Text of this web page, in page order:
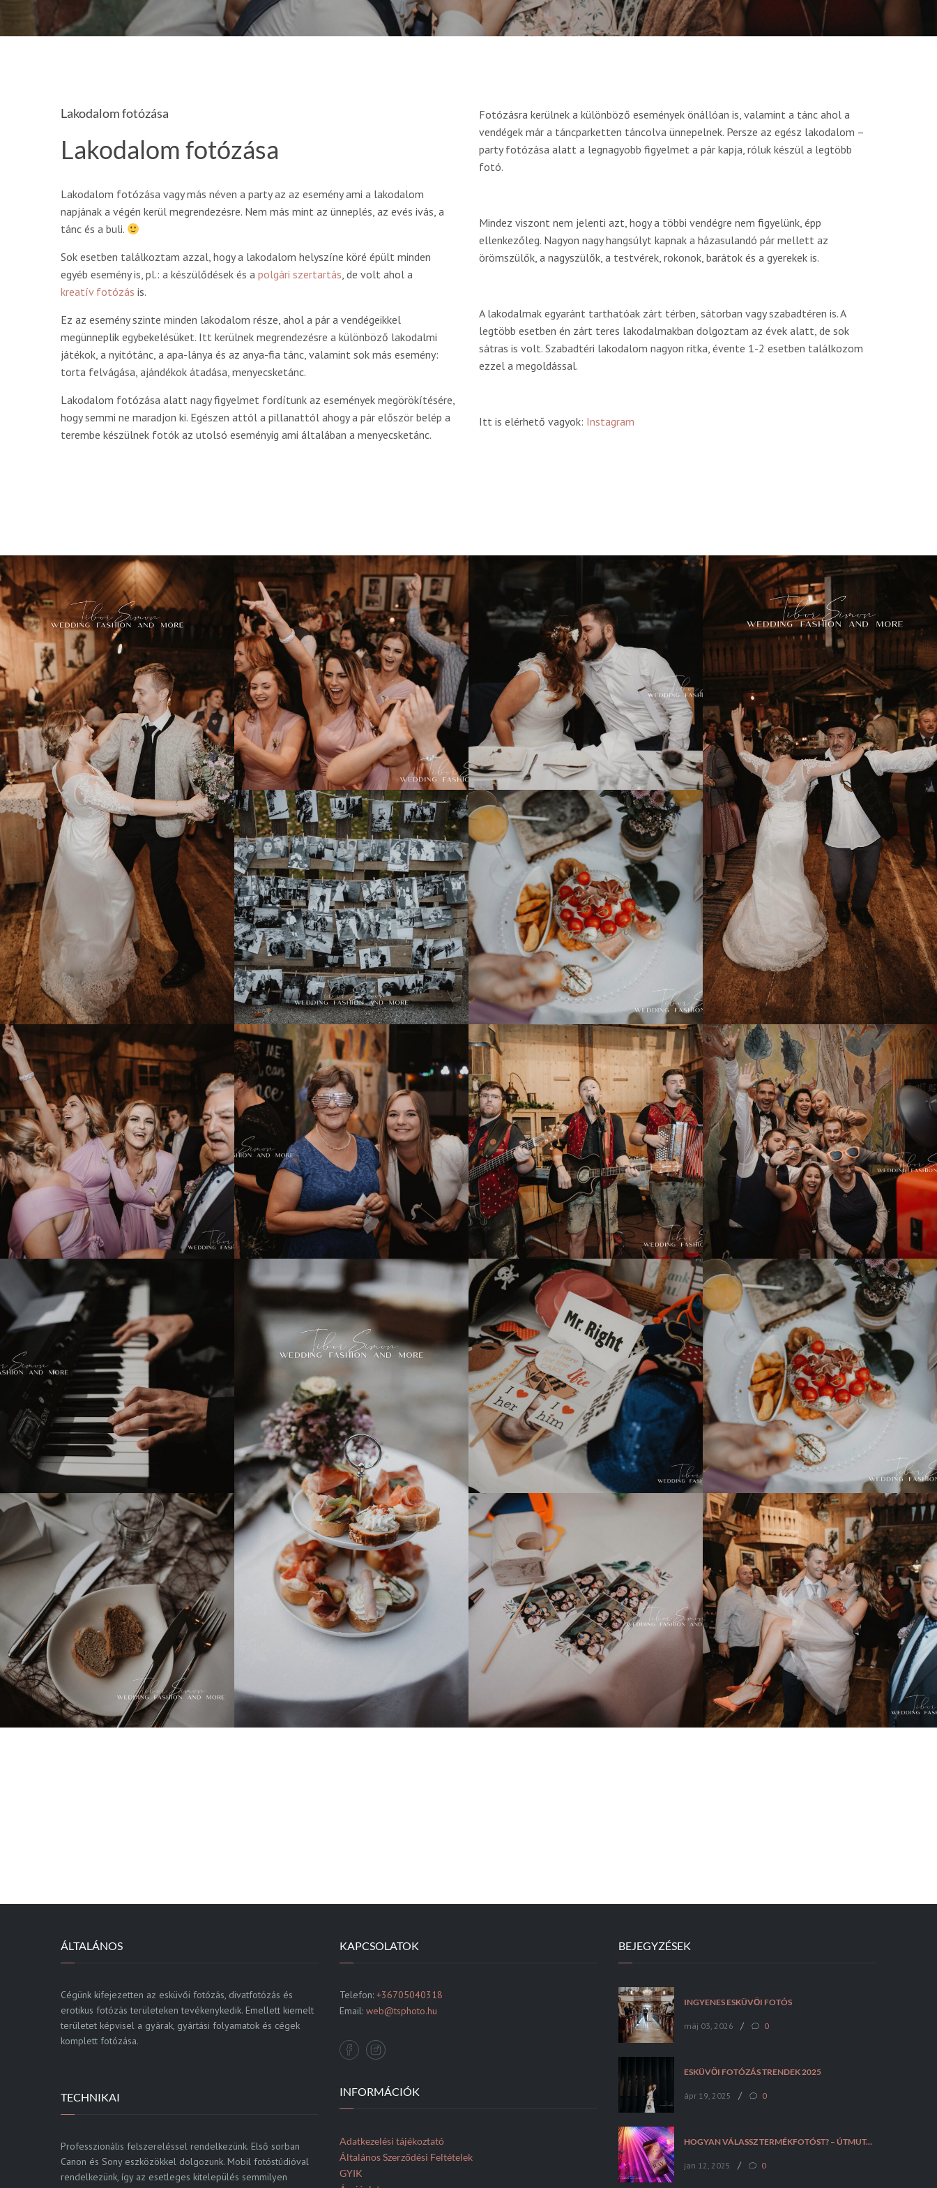
Lakodalom fotózása
Lakodalom fotózása
Lakodalom fotózása vagy más néven a party az az esemény ami a lakodalom
napjának a végén kerül megrendezésre. Nem más mint az ünneplés, az evés ivás, a
tánc és a buli.
Sok esetben találkoztam azzal, hogy a lakodalom helyszíne köré épült minden
egyéb esemény is, pl.: a készülődések és a polgári szertartás, de volt ahol a
kreatív fotózás is.
Ez az esemény szinte minden lakodalom része, ahol a pár a vendégeikkel
megünneplik egybekelésüket. Itt kerülnek megrendezésre a különböző lakodalmi
játékok, a nyitótánc, a apa-lánya és az anya-fia tánc, valamint sok más esemény:
torta felvágása, ajándékok átadása, menyecsketánc.
Lakodalom fotózása alatt nagy figyelmet fordítunk az események megörökítésére,
hogy semmi ne maradjon ki. Egészen attól a pillanattól ahogy a pár először belép a
terembe készülnek fotók az utolsó eseményig ami általában a menyecsketánc.
Fotózásra kerülnek a különböző események önállóan is, valamint a tánc ahol a
vendégek már a táncparketten táncolva ünnepelnek. Persze az egész lakodalom –
party fotózása alatt a legnagyobb figyelmet a pár kapja, róluk készül a legtöbb
fotó.
Mindez viszont nem jelenti azt, hogy a többi vendégre nem figyelünk, épp
ellenkezőleg. Nagyon nagy hangsúlyt kapnak a házasulandó pár mellett az
örömszülők, a nagyszülők, a testvérek, rokonok, barátok és a gyerekek is.
A lakodalmak egyaránt tarthatóak zárt térben, sátorban vagy szabadtéren is. A
legtöbb esetben én zárt teres lakodalmakban dolgoztam az évek alatt, de sok
sátras is volt. Szabadtéri lakodalom nagyon ritka, évente 1-2 esetben találkozom
ezzel a megoldással.
Itt is elérhető vagyok: Instagram
ÁLTALÁNOS
Cégünk kifejezetten az esküvői fotózás, divatfotózás és
erotikus fotózás területeken tevékenykedik. Emellett kiemelt
területet képvisel a gyárak, gyártási folyamatok és cégek
komplett fotózása.
TECHNIKAI
Professzionális felszereléssel rendelkezünk. Első sorban
Canon és Sony eszközökkel dolgozunk. Mobil fotóstúdióval
rendelkezünk, így az esetleges kitelepülés semmilyen
KAPCSOLATOK
Telefon: +36705040318
Email: web@tsphoto.hu
INFORMÁCIÓK
Adatkezelési tájékoztató
Általános Szerződési Feltételek
GYIK
BEJEGYZÉSEK
INGYENES ESKÜVŐI FOTÓS
máj 03, 2026 / 0
ESKÜVŐI FOTÓZÁS TRENDEK 2025
ápr 19, 2025 / 0
HOGYAN VÁLASSZ TERMÉKFOTÓST? – ÚTMUTATÓ VÁLLALKOZÁSOKNAK
jan 12, 2025 / 0